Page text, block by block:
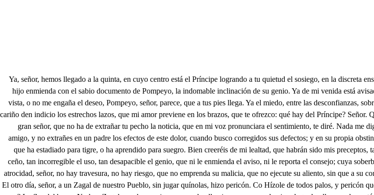
1. Ya, señor, hemos llegado a la quinta, en cuyo centro está el Príncipe logrando a tu quietud el sosiego, en la discreta enseñanza de la virtud de Pompeyo. Aquese cuidado solo me ha traído, que deseo saber si mi hijo enmienda con el sabio documento de Pompeyo, la indomable inclinación de su genio. Ya de mi venida está avisado, con que presto saldré de este laberinto, que en confusiones navego. 1. Si no me miente la vista, o no me engaña el deseo, Pompeyo, señor, parece, que a tus pies llega. Ya el miedo, entre las desconfianzas, sobresalta todo el pecho. Dame, gran señor tus pies. Pompeyo amigo, primero es bien, que de mi cariño den indicio los estrechos lazos, que mi amor previene en los brazos, que te ofrezco: qué hay del Príncipe? Señor. Qué dudas? habla, supuesto, que no me podrás decir tanto, como yo rospecho. Pues supuesto, gran señor, que no ha de extrañar tu pecho la noticia, que en mi voz pronunciara el sentimiento, te diré. Nada me digas, pues ya en tu confusión veo mi desgracia: hay hijo mío, con cuanto susto peleo Prosigue amigo, y no extrañes en un padre los efectos de este dolor, cuando busco corregidos sus defectos; y en su propia obstinación, cuando los dudo, los temo. Y teme bien, que el muchacho. es tan dócil, que sospecho, que ha estadiado para tigre, o ha aprendido para suegro. Bien creeréis de mi lealtad, que habrán sido mis preceptos, tan hijos de mi obediencia, como de mi fiel deseo. Mas de Roberto, señor, es tan indomable el ceño, tan incorregible el uso, tan desapacible el genio, que ni le enmienda el aviso, ni le reporta el consejo; cuya soberbia altivez. con voluntario despecho a su precipicio ofrece, lo que le niega a lo atento. No hay atrocidad, señor, no hay travesura, no hay riesgo, que no emprenda su malicia, que no ejecute su aliento, sin que a su condición fiera, ni a sus arrojos soberbios, basten a enmendar humildes las voces de mi respeto. El otro día, señor, a un Zagal de nuestro Pueblo, sin jugar quínolas, hizo pericón. Co Hízole de todos palos, y pericón quedo hecho. Tras Florilla mi mujer anda a respingos, y pienso, que ha conocido su flor. Y cuál es? La flor del berro. No hay Zagala, no hay mujer, que ya el valle pise ameno, ya el egiro alegre huelle, que descortés, o grosero, atrevido no profane, o no solicite fiero. Calla, calla (ay de mí!) calla, que me has traspasado el pecho; y aunque cuidadoso vine a saber de mi Roberto, no sé si te agradeciera el volverme sin saberlo. Qué es esto, Cielos Divinos? qué es esto, sagrados Cielos? porqué así me castigáis? Posible es, que en tanto empeño, no siendo mío el delito, ha de ser mío el tormento. Suspende, señor, el llanto, deja el dolor, advirtiendo, que son estas travesuras hijas de su edad, y el tiempo podrá enmendar con los días sus errores. Ay, Pompeyo, que no quisiera mi amor, que de este rapaz lo inquieto, aún más que la corrección le enmendase el escarmiento! Búscale, y a mi presencia le trae al punto, que quiero deber más, que a la noticia, a la evidencia. Voy, pero ya él sale de su fiereza dando indicios, porque al verlo, desengañado conozcas de su rigor el incendio. Cielos, no habrá quien me libre de aqueste diablo cojuelo? No ha de librarte de mí todo el poder del infierno. Roberto, hijo, dónde vas? como así tan descompuesto en mi presencia? Es que ha dado en que habéis de ser mi suegro de par en par. . A mi furia solo le faltaba aquesto. No respondes? Qué sé yo, que es de mi poder desprecio el que una humilde villana seresista a lo supremo de mi poder. Yo, señor, aquí solamente siento el que apelase a la ruerza, para conseguir lo que yo de gracia hubiera hecho. Oh constancia de Matrona varonil! o claro ejemplo de Porcias, y de Lucrecias! Bárbaro, atrevido, necio, que solamente el horror es tu común alimento: fiera obstinada, que ciega en tu precipicio mismo, lisonjeas el delito a el horror de lo sangriento: tú eres hijo mío? tú debiste el ser a mi aliento? Miente la voz, miente el labio, y miento yo si lo pienso; porque no pudo engendrar humano ser un concepto, que miente lo racional en la impiedad de sus hechos. Qué tigre hircana, qué tronco, que pedernal duro, y fiero te alimento en sus entrañas, dio ser a tus desafueros? Posible es, que no le basta a tu indomito desvelo tanta abominable culpa, y tanto escándalo feo, como la fama pregona de tu indomable despeño! Qué solicitan tus furias? que pretenden tus deseos, si aún lo humilde no perdonas, ni perdonas lo soberbio? Acaba, acaba con todo, cébele el rigor severo de tu crueldad, en tanto ejecutado portento. Fluctue en mares de sangre todo el Orbe, y a tu aliento, de esa luminar antorcha se apague todo el incendio; que yo huyendo de tu vista me volveré, previniendo, que lo que no la piedad, enmiende el rigor severo. Quién pudiera, Astros Divinos, en dos hermanos opuestos con la virtud de una hija corregir un hijo fiero. Es posible, que no venza esa furia tu despecho? y qué sea el natural ruina de tu entendimiento, Posible es, que no repares, que eres, señor, heredero de Normandia, en quien todos te han de atender como a ejemplo? La lástima de tu padre, es posible, que a tu pecho no compadezca, y sus canas no sean a tus furias freno? Déjame, que vive Dios, que vengativo, y soberbio, lo que no pude en mi padre, castigue en tu loco exceso: ven, Flora. . Él se la lleva, y vive Dios, que me huelgo, aunque sea mi mujer, pues conocera bien presto si es alhaja de codicia. Advierte, señor, primero, que es delito. Pues por ser solo delito, le emprendo; y si otro hubiera mayor, mayor le hiciera. . Si eso solicita tu cuidado, es